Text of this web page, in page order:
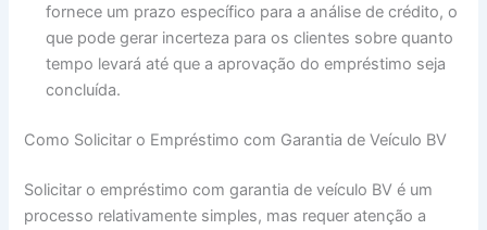
fornece um prazo específico para a análise de crédito, o
que pode gerar incerteza para os clientes sobre quanto
tempo levará até que a aprovação do empréstimo seja
concluída.
Como Solicitar o Empréstimo com Garantia de Veículo BV
Solicitar o empréstimo com garantia de veículo BV é um
processo relativamente simples, mas requer atenção a